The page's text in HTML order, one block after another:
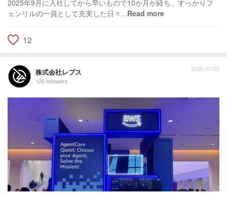
2025年9月に入社してから早いもので10か月が経ち、すっかりフ
ェンリルの一員として充実した日々...Read more
12
株式会社レプス
126 followers
2026-07-02